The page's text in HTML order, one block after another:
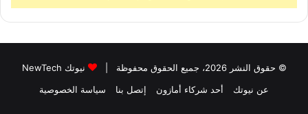
© حقوق النشر 2026، جميع الحقوق محفوظة |
نيوتك NewTech
عن نيوتك
أحد شركاء أمازون إتصل بنا سياسة الخصوصية